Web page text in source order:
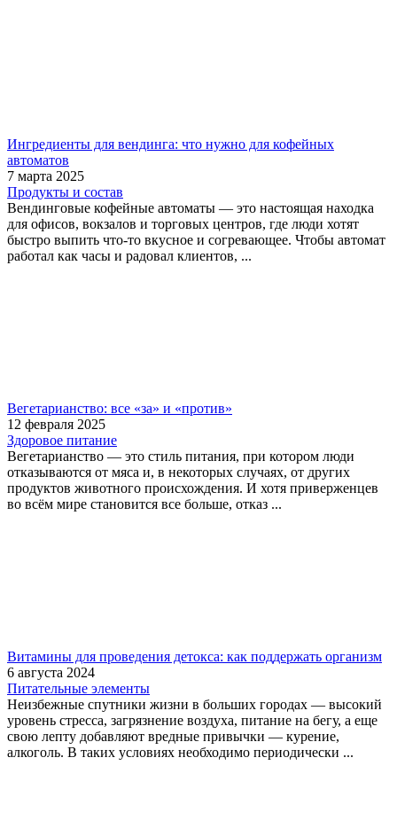
Ингредиенты для вендинга: что нужно для кофейных
автоматов
7 марта 2025
Продукты и состав
Вендинговые кофейные автоматы — это настоящая находка
для офисов, вокзалов и торговых центров, где люди хотят
быстро выпить что-то вкусное и согревающее. Чтобы автомат
работал как часы и радовал клиентов, ...
Вегетарианство: все «за» и «против»
12 февраля 2025
Здоровое питание
Вегетарианство — это стиль питания, при котором люди
отказываются от мяса и, в некоторых случаях, от других
продуктов животного происхождения. И хотя приверженцев
во всём мире становится все больше, отказ ...
Витамины для проведения детокса: как поддержать организм
6 августа 2024
Питательные элементы
Неизбежные спутники жизни в больших городах — высокий
уровень стресса, загрязнение воздуха, питание на бегу, а еще
свою лепту добавляют вредные привычки — курение,
алкоголь. В таких условиях необходимо периодически ...